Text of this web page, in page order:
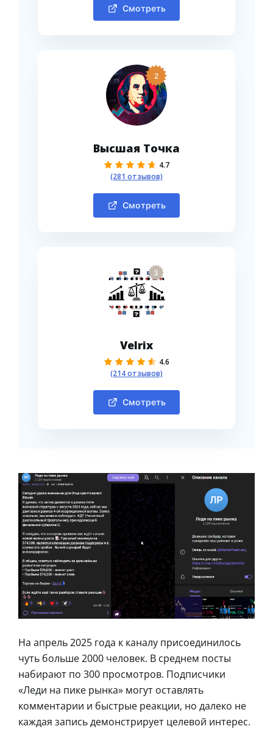
Смотреть
2
Высшая Точка
4.7
(281 отзывов)
Смотреть
3
Velrix
4.6
(214 отзывов)
Смотреть
На апрель 2025 года к каналу присоединилось
чуть больше 2000 человек. В среднем посты
набирают по 300 просмотров. Подписчики
«Леди на пике рынка» могут оставлять
комментарии и быстрые реакции, но далеко не
каждая запись демонстрирует целевой интерес.